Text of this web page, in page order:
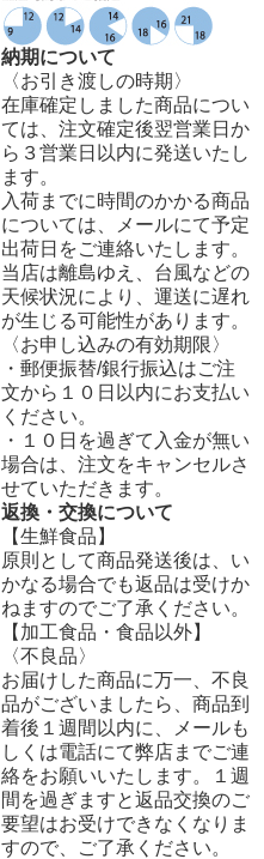
納期について
〈お引き渡しの時期〉
在庫確定しました商品につい
ては、注文確定後翌営業日か
ら３営業日以内に発送いたし
ます。
入荷までに時間のかかる商品
については、メールにて予定
出荷日をご連絡いたします。
当店は離島ゆえ、台風などの
天候状況により、運送に遅れ
が生じる可能性があります。
〈お申し込みの有効期限〉
・郵便振替/銀行振込はご注
文から１０日以内にお支払い
ください。
・１０日を過ぎて入金が無い
場合は、注文をキャンセルさ
せていただきます。
返換・交換について
【生鮮食品】
原則として商品発送後は、い
かなる場合でも返品は受けか
ねますのでご了承ください。
【加工食品・食品以外】
〈不良品〉
お届けした商品に万一、不良
品がございましたら、商品到
着後１週間以内に、メールも
しくは電話にて弊店までご連
絡をお願いいたします。１週
間を過ぎますと返品交換のご
要望はお受けできなくなりま
すので、ご了承ください。